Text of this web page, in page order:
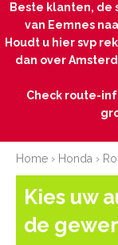
Beste klanten, de
van Eemnes
Houdt u hier svp
dan over
Check route-
Home › Honda ›
Kies uw
de